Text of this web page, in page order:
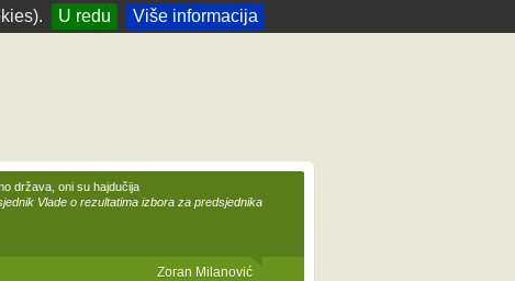
U redu Više informacija
država, oni su hajdučija
Vlade o rezultatima izbora za predsjednika
Zoran Milanović